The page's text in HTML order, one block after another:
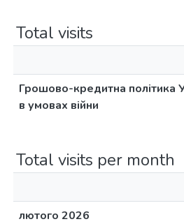
Total visits
Грошово-кредитна політика
в умовах війни
Total visits per month
лютого 2026